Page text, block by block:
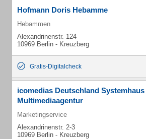
Hofmann Doris Hebamme
Hebammen
Alexandrinenstr. 124
10969 Berlin - Kreuzberg
Gratis-Digitalcheck
icomedias Deutschland Systemhaus
Multimediaagentur
Marketingservice
Alexandrinenstr. 2-3
10969 Berlin - Kreuzberg